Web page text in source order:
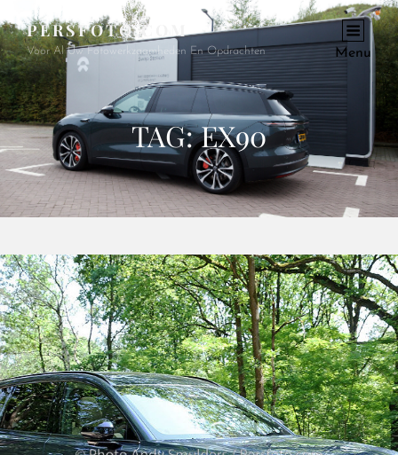
PERSFOTO.COM
Voor Al Uw Fotowerkzaamheden En Opdrachten Menu
TAG:EX90